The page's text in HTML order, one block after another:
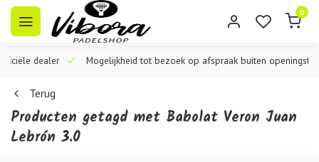
0
dealer Mogelijkheid tot bezoek op afspraak buiten openingstijden
Terug
Producten getagd met Babolat Veron Juan
Lebrón 3.0